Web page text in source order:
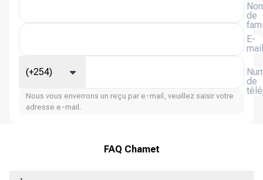
de
E-
mail
de
(+254)
Nous vous enverrons un reçu par e-mail, veuillez saisir votre
adresse e-mail.
FAQ Chamet